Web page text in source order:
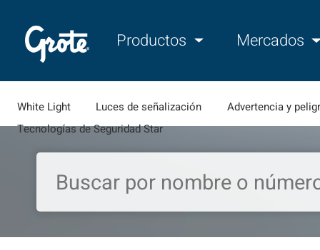
Productos Mercados
White Light Luces de señalización
Advertencia y
Tecnologías de Seguridad Star